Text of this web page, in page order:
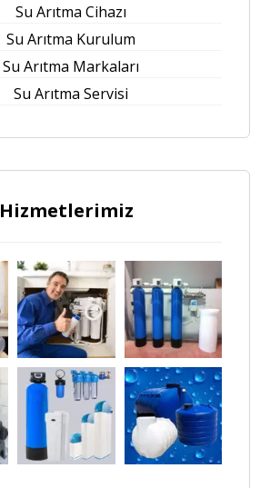
Su Arıtma Cihazı
Su Arıtma Kurulum
Su Arıtma Markaları
Su Arıtma Servisi
Hizmetlerimiz